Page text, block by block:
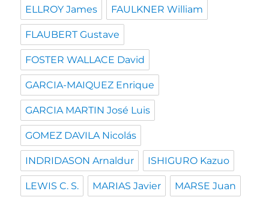
ELLROY James FAULKNER William
FLAUBERT Gustave
FOSTER WALLACE David
GARCIA-MAIQUEZ Enrique
GARCIA MARTIN José Luis
GOMEZ DAVILA Nicolás
INDRIDASON Arnaldur ISHIGURO Kazuo
LEWIS C. S. MARIAS Javier MARSE Juan